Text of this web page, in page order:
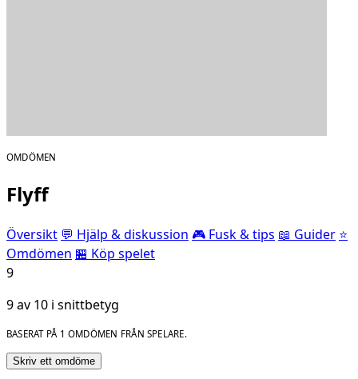
OMDÖMEN
Flyff
Översikt 💬 Hjälp & diskussion 🎮 Fusk & tips 📖 Guider ⭐
Omdömen 🏪 Köp spelet
9
9 av 10 i snittbetyg
BASERAT PÅ 1 OMDÖMEN FRÅN SPELARE.
Skriv ett omdöme